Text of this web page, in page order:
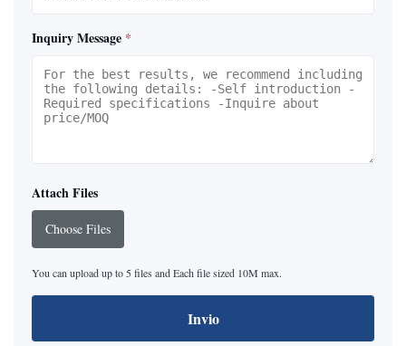
Inquiry Message *
Attach Files
Choose Files
You can upload up to 5 files and Each file sized 10M max.
Invio